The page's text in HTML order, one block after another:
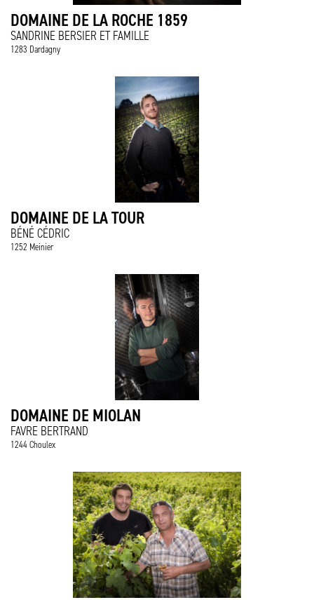
DOMAINE DE LA ROCHE 1859
SANDRINE BERSIER ET FAMILLE
1283 Dardagny
DOMAINE DE LA TOUR
BÉNÉ CÉDRIC
1252 Meinier
DOMAINE DE MIOLAN
FAVRE BERTRAND
1244 Choulex